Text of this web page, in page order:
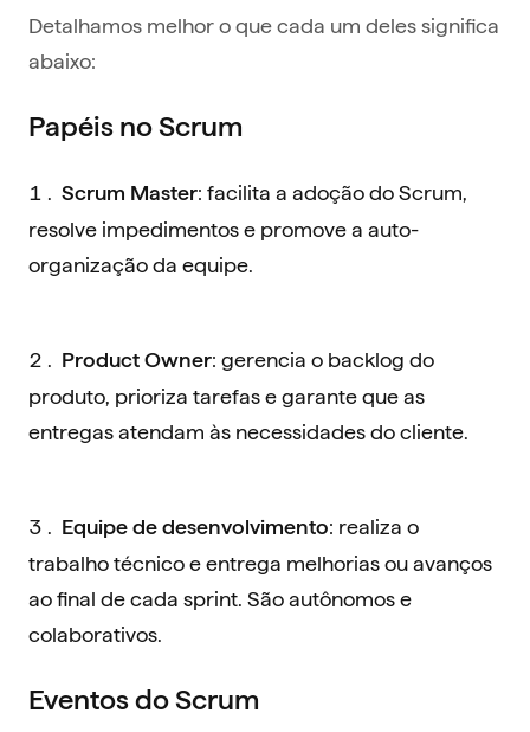
Detalhamos melhor o que cada um deles significa
abaixo:
Papéis no Scrum
Scrum Master: facilita a adoção do Scrum,
resolve impedimentos e promove a auto-
organização da equipe.
Product Owner: gerencia o backlog do
produto, prioriza tarefas e garante que as
entregas atendam às necessidades do cliente.
Equipe de desenvolvimento: realiza o
trabalho técnico e entrega melhorias ou avanços
ao final de cada sprint. São autônomos e
colaborativos.
Eventos do Scrum